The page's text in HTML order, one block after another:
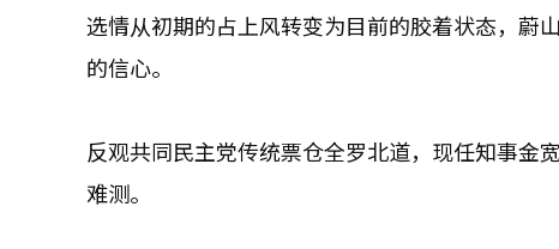
选情从初期的占上风转变为目前的胶着状态，蔚
的信心。
反观共同民主党传统票仓全罗北道，现任知事金
难测。